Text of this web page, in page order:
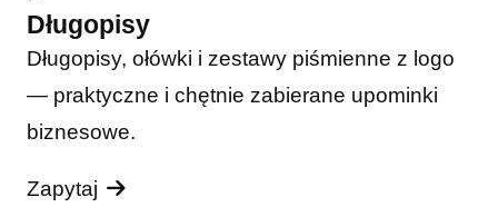
Długopisy
Długopisy, ołówki i zestawy piśmienne z logo
— praktyczne i chętnie zabierane upominki
biznesowe.
Zapytaj